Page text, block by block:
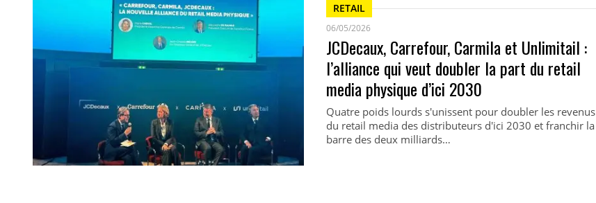
RETAIL
06/05/2026
JCDecaux, Carrefour, Carmila et Unlimitail :
l’alliance qui veut doubler la part du retail
media physique d’ici 2030
Quatre poids lourds s'unissent pour doubler les revenus
du retail media des distributeurs d'ici 2030 et franchir la
barre des deux milliards…